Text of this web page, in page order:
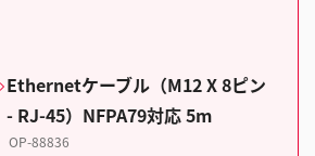
Ethernetケーブル（M12 X 8ピン
- RJ-45）NFPA79対応 5m
OP-88836